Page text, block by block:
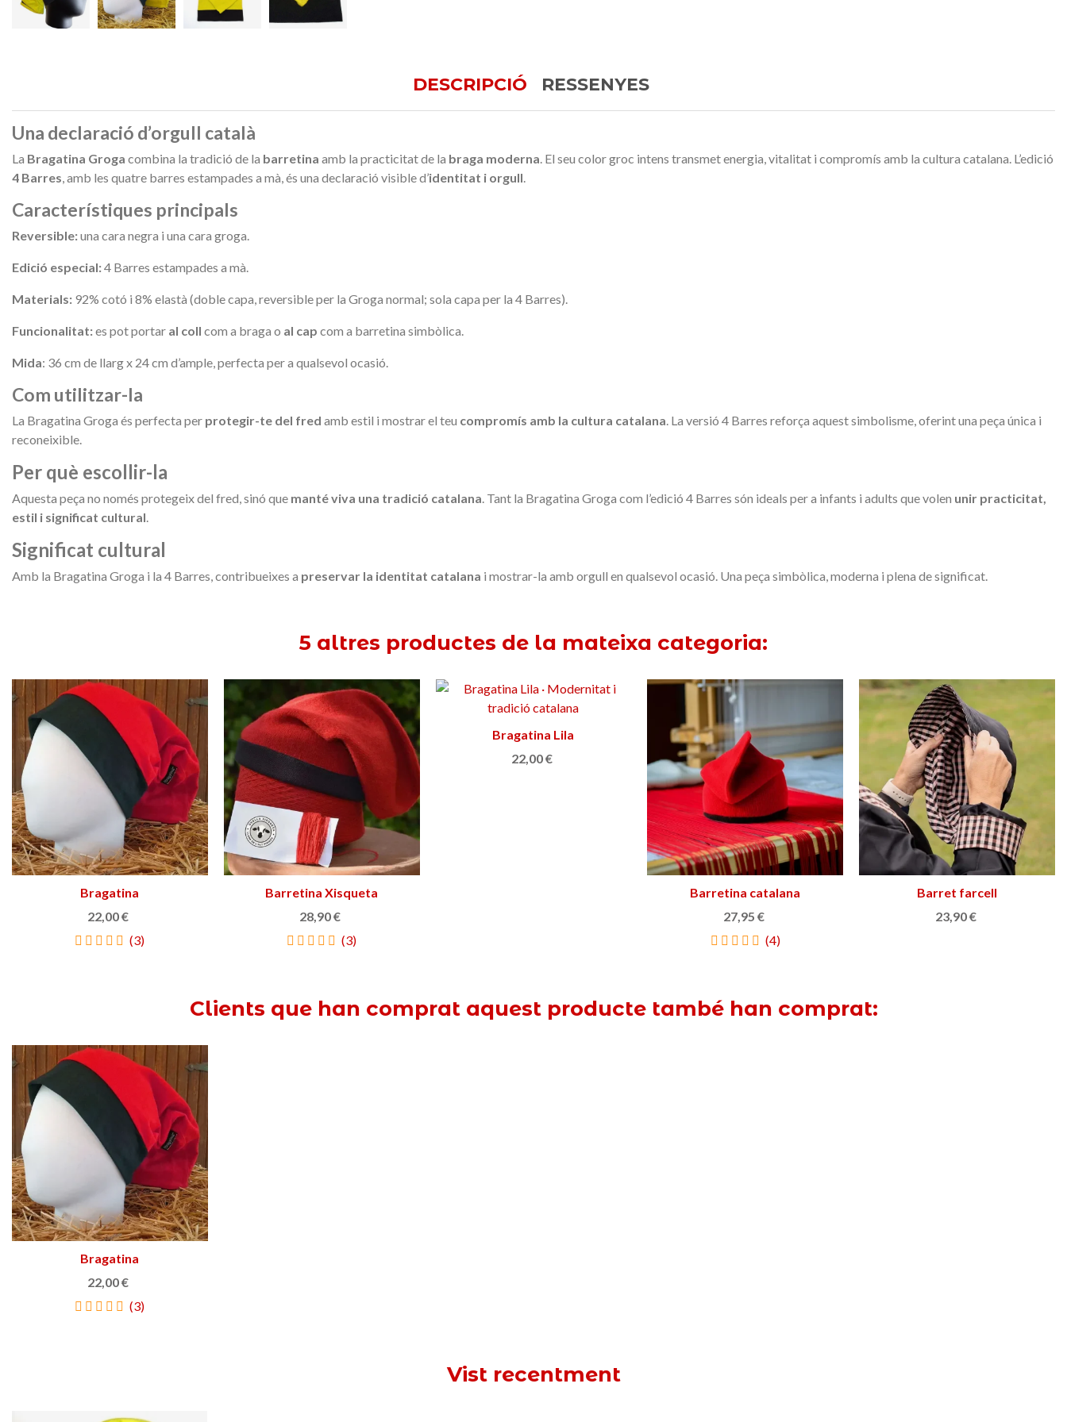
DESCRIPCIÓ RESSENYES
Una declaració d’orgull català
La Bragatina Groga combina la tradició de la barretina amb la practicitat de la braga moderna. El seu color groc intens transmet energia, vitalitat i compromís amb la cultura catalana. L’edició
4 Barres, amb les quatre barres estampades a mà, és una declaració visible d’identitat i orgull.
Característiques principals
Reversible:una cara negra i una cara groga.
Edició especial:4 Barres estampades a mà.
Materials: 92% cotó i 8% elastà (doble capa, reversible per la Groga normal; sola capa per la 4 Barres).
Funcionalitat:es pot portar al coll com a braga o al cap com a barretina simbòlica.
Mida: 36 cm de llarg x 24 cm d’ample, perfecta per a qualsevol ocasió.
Com utilitzar-la
La Bragatina Groga és perfecta per protegir-te del fred amb estil i mostrar el teu compromís amb la cultura catalana. La versió 4 Barres reforça aquest simbolisme, oferint una peça única i
reconeixible.
Per què escollir-la
Aquesta peça no només protegeix del fred, sinó que manté viva una tradició catalana. Tant la Bragatina Groga com l’edició 4 Barres són ideals per a infants i adults que volen unir practicitat,
estil i significat cultural.
Significat cultural
Amb la Bragatina Groga i la 4 Barres, contribueixes a preservar la identitat catalana i mostrar-la amb orgull en qualsevol ocasió. Una peça simbòlica, moderna i plena de significat.
5 altres productes de la mateixa categoria:
Triar opció
Bragatina
22,00 €
(3)
Triar opció
Barretina Xisqueta
28,90 €
(3)
Afegir a la cistella
Bragatina Lila
22,00 €
Triar opció
Barretina catalana
27,95 €
(4)
Triar opció
Barret farcell
23,90 €
Clients que han comprat aquest producte també han comprat:
Triar opció
Bragatina
22,00 €
(3)
Vist recentment